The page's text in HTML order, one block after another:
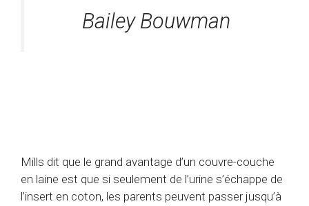
Bailey Bouwman
Mills dit que le grand avantage d’un couvre-couche
en laine est que si seulement de l’urine s’échappe de
l’insert en coton, les parents peuvent passer jusqu’à